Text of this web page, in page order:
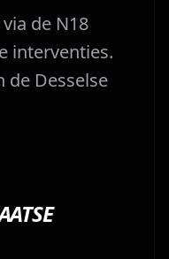
de N18
interventies.
de Desselse